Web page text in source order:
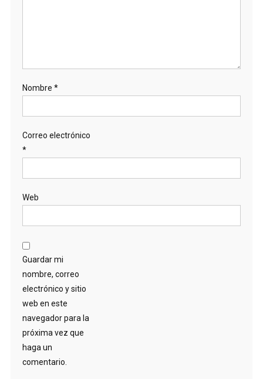
Nombre *
Correo electrónico
*
Web
Guardar mi
nombre, correo
electrónico y sitio
web en este
navegador para la
próxima vez que
haga un
comentario.